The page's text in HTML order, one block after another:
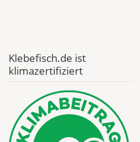
ab 24,98
Produktionsaufschlag
ab 9,99 EUR*
Versandkosten 14,99
EUR
Klebefisch.de ist
klimazertifiziert